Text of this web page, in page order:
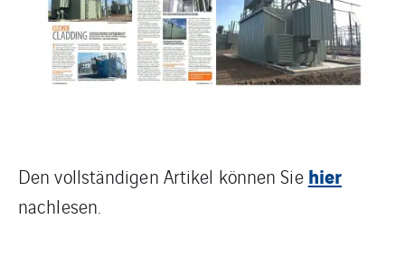
Den vollständigen Artikel können Sie hier
nachlesen.